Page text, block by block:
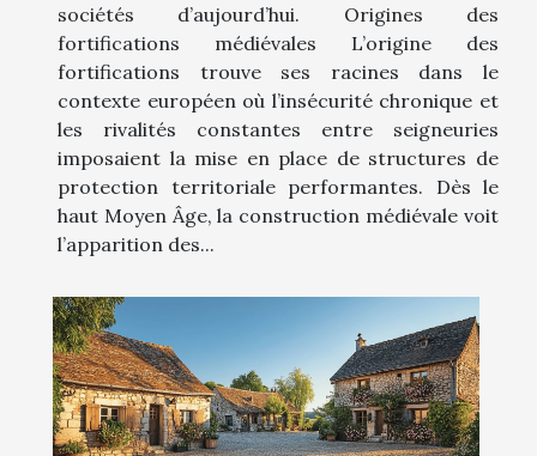
sociétés d’aujourd’hui. Origines des
fortifications médiévales L’origine des
fortifications trouve ses racines dans le
contexte européen où l’insécurité chronique et
les rivalités constantes entre seigneuries
imposaient la mise en place de structures de
protection territoriale performantes. Dès le
haut Moyen Âge, la construction médiévale voit
l’apparition des...